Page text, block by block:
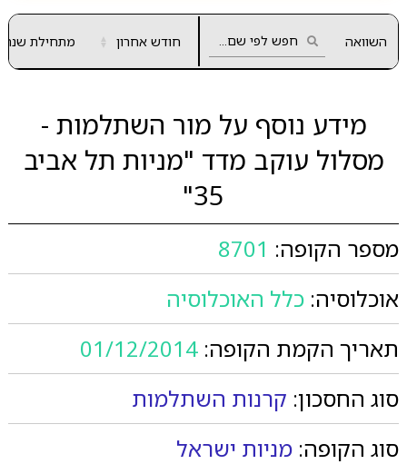
השוואה חודש אחרון ▲
▼ מתחילת שנה
מידע נוסף על מור השתלמות -
מסלול עוקב מדד "מניות תל אביב
35"
מספר הקופה: 8701
אוכלוסיה: כלל האוכלוסיה
תאריך הקמת הקופה: 01/12/2014
סוג החסכון: קרנות השתלמות
סוג הקופה: מניות ישראל